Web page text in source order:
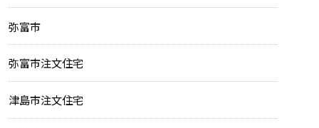
弥富市
弥富市注文住宅
津島市注文住宅